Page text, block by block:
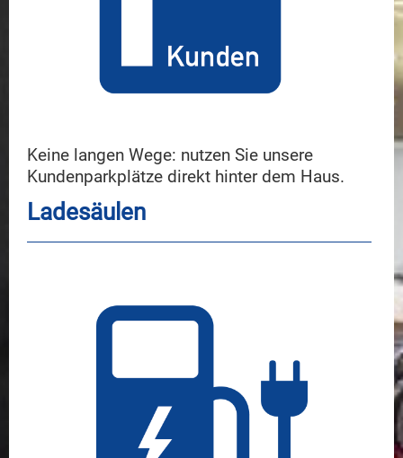
Keine langen Wege: nutzen Sie unsere
Kundenparkplätze direkt hinter dem Haus.
Ladesäulen